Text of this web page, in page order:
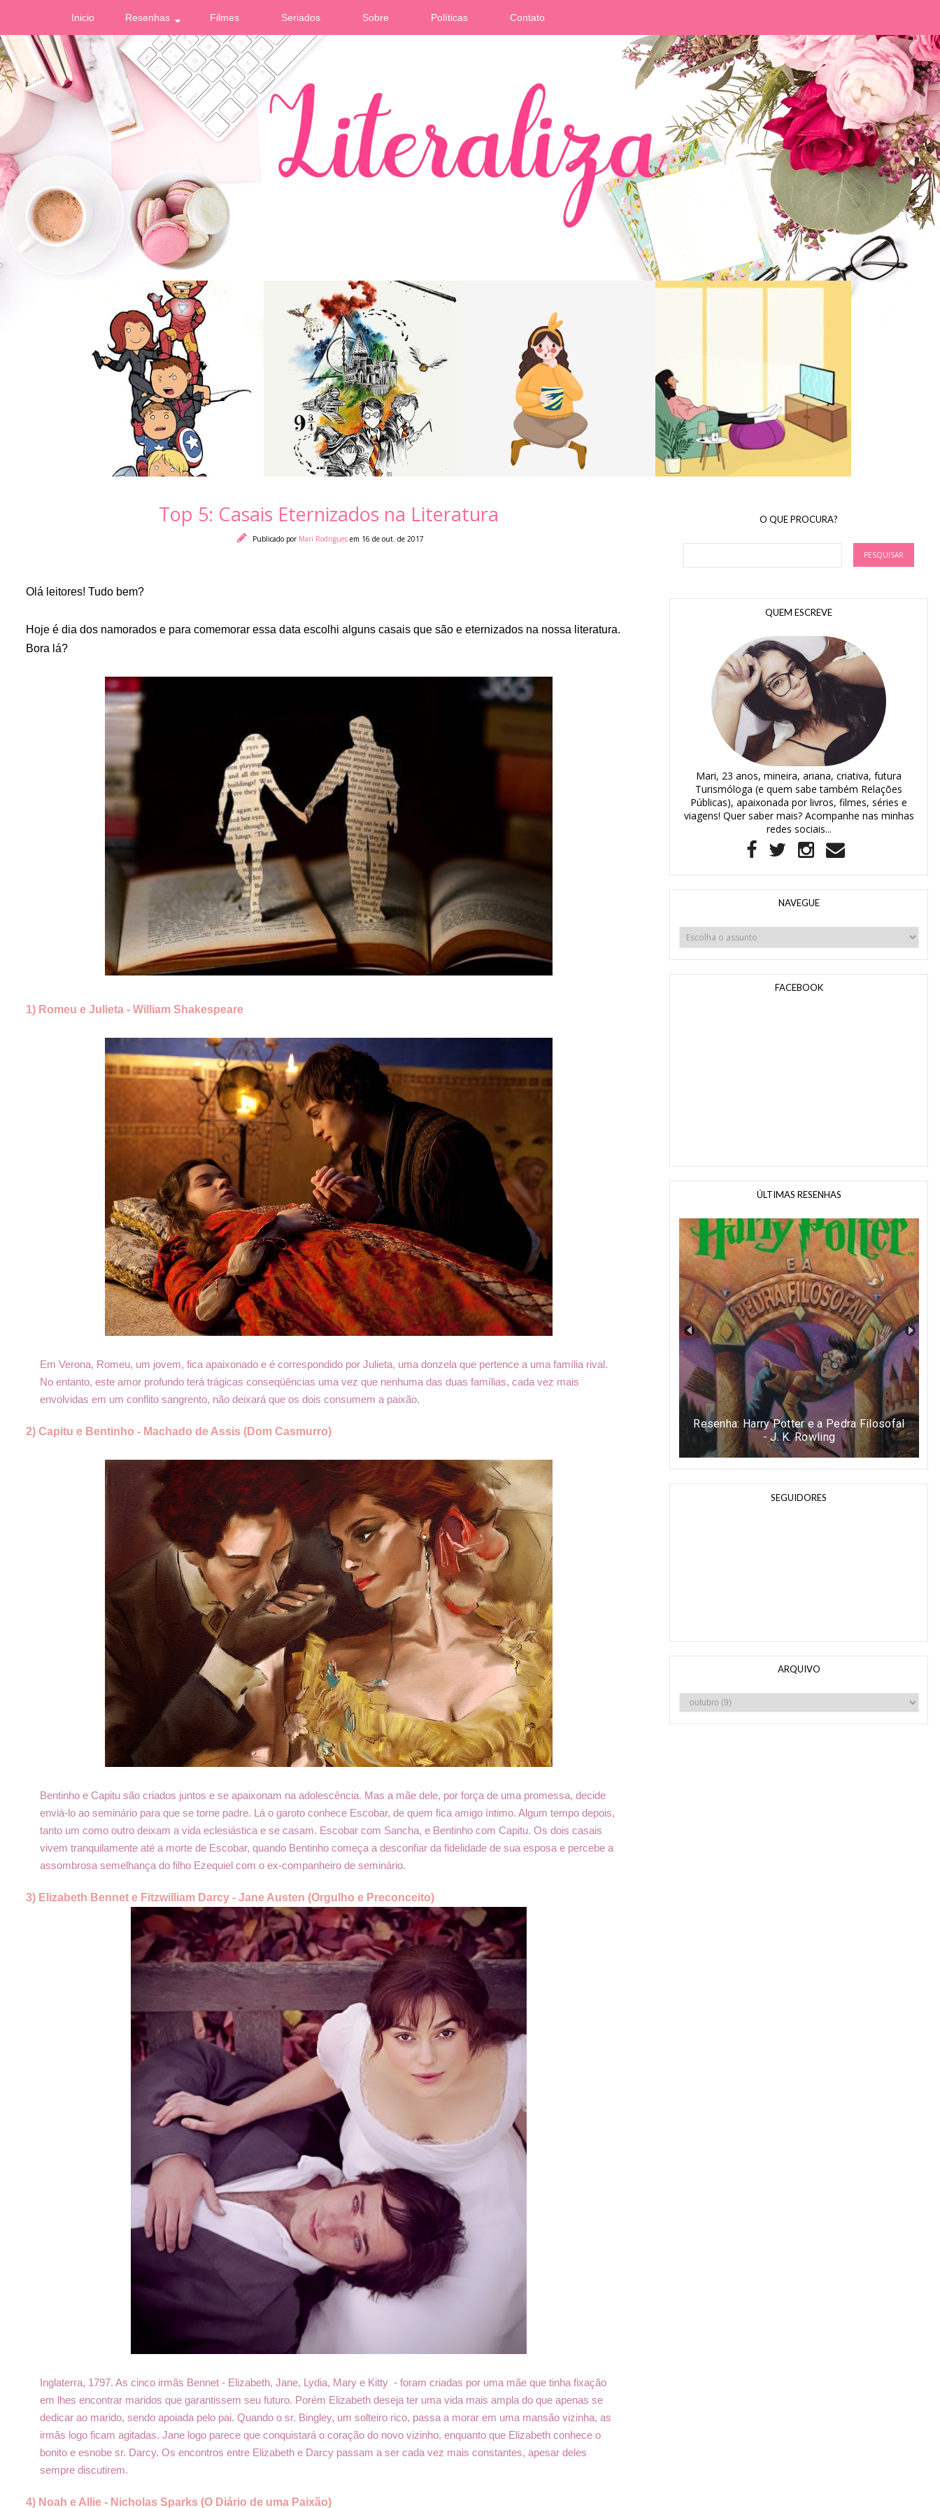
Inicio Resenhas Filmes Seriados Sobre Políticas Contato
Top 5: Casais Eternizados na Literatura
Publicado por Mari Rodriguesem 16 de out. de 2017
Olá leitores! Tudo bem?
Hoje é dia dos namorados e para comemorar essa data escolhi alguns casais que são e eternizados na nossa literatura.
Bora lá?
1) Romeu e Julieta - William Shakespeare
Em Verona, Romeu, um jovem, fica apaixonado e é correspondido por Julieta, uma donzela que pertence a uma família rival.
No entanto, este amor profundo terá trágicas conseqüências uma vez que nenhuma das duas famílias, cada vez mais
envolvidas em um conflito sangrento, não deixará que os dois consumem a paixão.
2) Capitu e Bentinho - Machado de Assis (Dom Casmurro)
Bentinho e Capitu são criados juntos e se apaixonam na adolescência. Mas a mãe dele, por força de uma promessa, decide
enviá-lo ao seminário para que se torne padre. Lá o garoto conhece Escobar, de quem fica amigo íntimo. Algum tempo depois,
tanto um como outro deixam a vida eclesiástica e se casam. Escobar com Sancha, e Bentinho com Capitu. Os dois casais
vivem tranquilamente até a morte de Escobar, quando Bentinho começa a desconfiar da fidelidade de sua esposa e percebe a
assombrosa semelhança do filho Ezequiel com o ex-companheiro de seminário.
3) Elizabeth Bennet e Fitzwilliam Darcy - Jane Austen (Orgulho e Preconceito)
Inglaterra, 1797. As cinco irmãs Bennet - Elizabeth, Jane, Lydia, Mary e Kitty - foram criadas por uma mãe que tinha fixação
em lhes encontrar maridos que garantissem seu futuro. Porém Elizabeth deseja ter uma vida mais ampla do que apenas se
dedicar ao marido, sendo apoiada pelo pai. Quando o sr. Bingley, um solteiro rico, passa a morar em uma mansão vizinha, as
irmãs logo ficam agitadas. Jane logo parece que conquistará o coração do novo vizinho, enquanto que Elizabeth conhece o
bonito e esnobe sr. Darcy. Os encontros entre Elizabeth e Darcy passam a ser cada vez mais constantes, apesar deles
sempre discutirem.
4) Noah e Allie - Nicholas Sparks (O Diário de uma Paixão)
O QUE PROCURA?
QUEM ESCREVE
Mari, 23 anos, mineira, ariana, criativa, futura
Turismóloga (e quem sabe também Relações
Públicas), apaixonada por livros, filmes, séries e
viagens! Quer saber mais? Acompanhe nas minhas
redes sociais...
NAVEGUE
FACEBOOK
ÚLTIMAS RESENHAS
Resenha: Easy - Tammara Webber
SEGUIDORES
ARQUIVO